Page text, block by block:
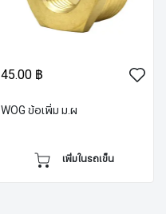
45.00 ฿
WOG ข้อเพิ่ม ม.ผ
เพิ่มในรถเข็น